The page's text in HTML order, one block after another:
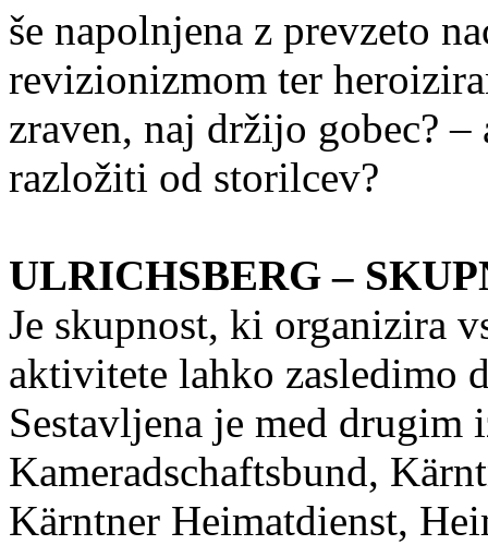
še napolnjena z prevzeto
revizionizmom ter
zraven, naj držijo gobec?
razložiti od storilcev?
ULRICHSBERG –
Je skupnost, ki organizira
aktivitete lahko zasledimo
Sestavljena je med drugim
Kameradschaftsbund,
Kärntner Heimatdienst,